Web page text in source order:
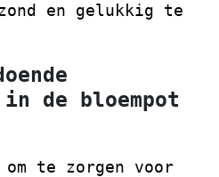
en gelukkig te
de bloempot
te zorgen voor